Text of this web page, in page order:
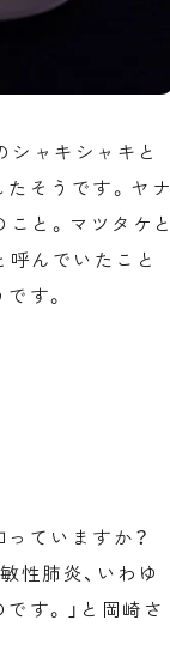
シャキシャキと
そうです。ヤナ
と。マツタケと
んでいたこと
す。
ていますか？
性肺炎、いわゆ
す。」と岡崎さ